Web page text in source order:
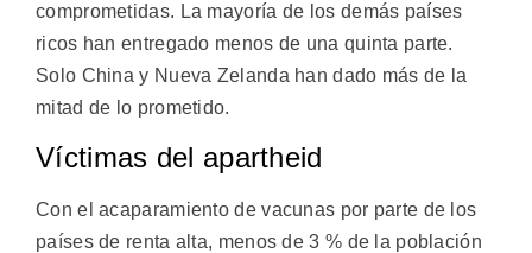
comprometidas. La mayoría de los demás países
ricos han entregado menos de una quinta parte.
Solo China y Nueva Zelanda han dado más de la
mitad de lo prometido.
Víctimas del apartheid
Con el acaparamiento de vacunas por parte de los
países de renta alta, menos de 3 % de la población